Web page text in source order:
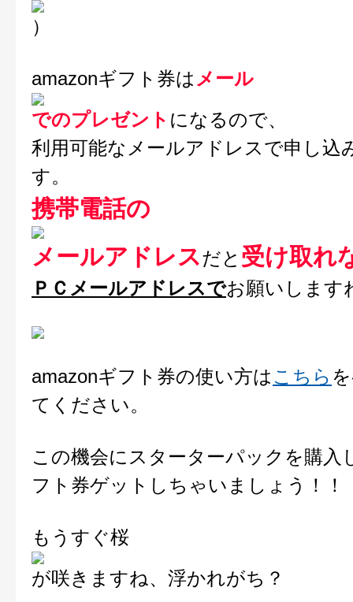
）
amazonギフト券は メール
でのプレゼント になるので、
利用可能なメールアドレスで申し込
す。
携帯電話の
メールアドレスだと 受け取れ
ＰＣメールアドレスでお願いします
amazonギフト券の使い方はこちら
てください。
この機会にスターターパックを購入
フト券ゲットしちゃいましょう！！
もうすぐ桜
が咲きますね、浮かれがち？